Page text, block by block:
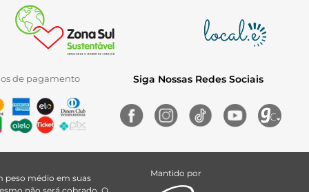
de pagamento Siga Nossas Redes Sociais
peso médio em suas
Mantido por